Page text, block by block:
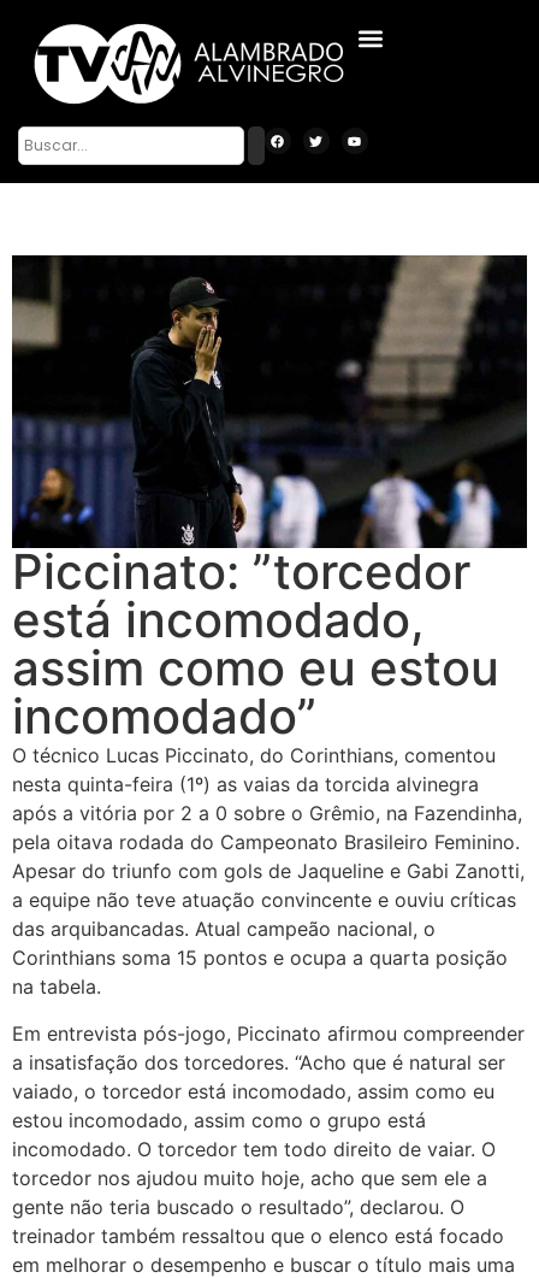
Piccinato: ”torcedor
está incomodado,
assim como eu estou
incomodado”
O técnico Lucas Piccinato, do Corinthians, comentou
nesta quinta-feira (1º) as vaias da torcida alvinegra
após a vitória por 2 a 0 sobre o Grêmio, na Fazendinha,
pela oitava rodada do Campeonato Brasileiro Feminino.
Apesar do triunfo com gols de Jaqueline e Gabi Zanotti,
a equipe não teve atuação convincente e ouviu críticas
das arquibancadas. Atual campeão nacional, o
Corinthians soma 15 pontos e ocupa a quarta posição
na tabela.
Em entrevista pós-jogo, Piccinato afirmou compreender
a insatisfação dos torcedores. “Acho que é natural ser
vaiado, o torcedor está incomodado, assim como eu
estou incomodado, assim como o grupo está
incomodado. O torcedor tem todo direito de vaiar. O
torcedor nos ajudou muito hoje, acho que sem ele a
gente não teria buscado o resultado”, declarou. O
treinador também ressaltou que o elenco está focado
em melhorar o desempenho e buscar o título mais uma